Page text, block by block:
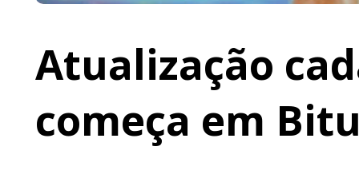
Atualização
começa em